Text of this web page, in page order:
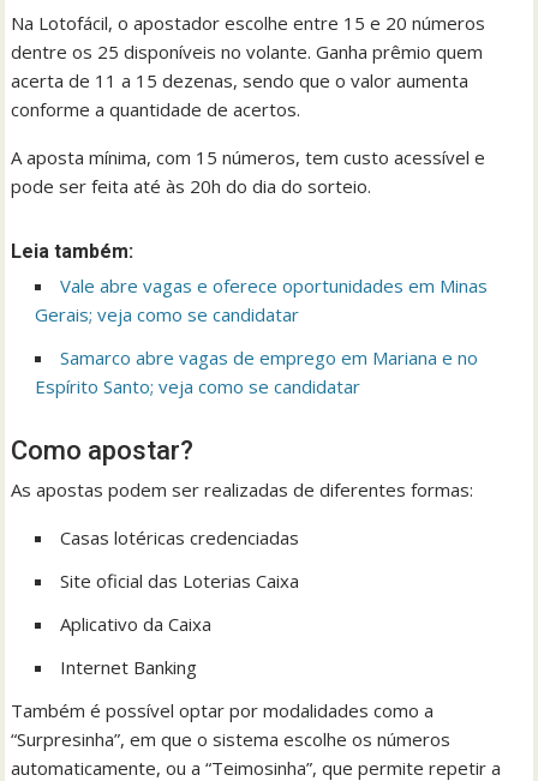
Na Lotofácil, o apostador escolhe entre 15 e 20 números
dentre os 25 disponíveis no volante. Ganha prêmio quem
acerta de 11 a 15 dezenas, sendo que o valor aumenta
conforme a quantidade de acertos.
A aposta mínima, com 15 números, tem custo acessível e
pode ser feita até às 20h do dia do sorteio.
Leia também:
Vale abre vagas e oferece oportunidades em Minas
Gerais; veja como se candidatar
Samarco abre vagas de emprego em Mariana e no
Espírito Santo; veja como se candidatar
Como apostar?
As apostas podem ser realizadas de diferentes formas:
Casas lotéricas credenciadas
Site oficial das Loterias Caixa
Aplicativo da Caixa
Internet Banking
Também é possível optar por modalidades como a
“Surpresinha”, em que o sistema escolhe os números
automaticamente, ou a “Teimosinha”, que permite repetir a